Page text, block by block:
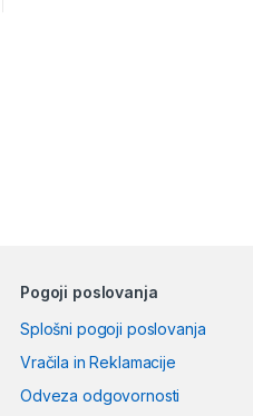
Pogoji poslovanja
Splošni pogoji poslovanja
Vračila in Reklamacije
Odveza odgovornosti